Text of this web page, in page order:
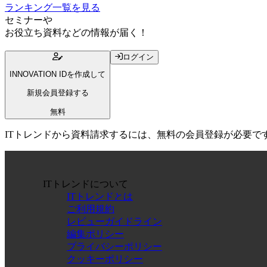
ランキング一覧を見る
セミナーや
お役立ち資料などの情報が届く！
INNOVATION IDを作成して
新規会員登録する
無料
ログイン
ITトレンドから資料請求するには、無料の会員登録が必要で
ITトレンドについて
ITトレンドとは
ご利用規約
レビューガイドライン
編集ポリシー
プライバシーポリシー
クッキーポリシー